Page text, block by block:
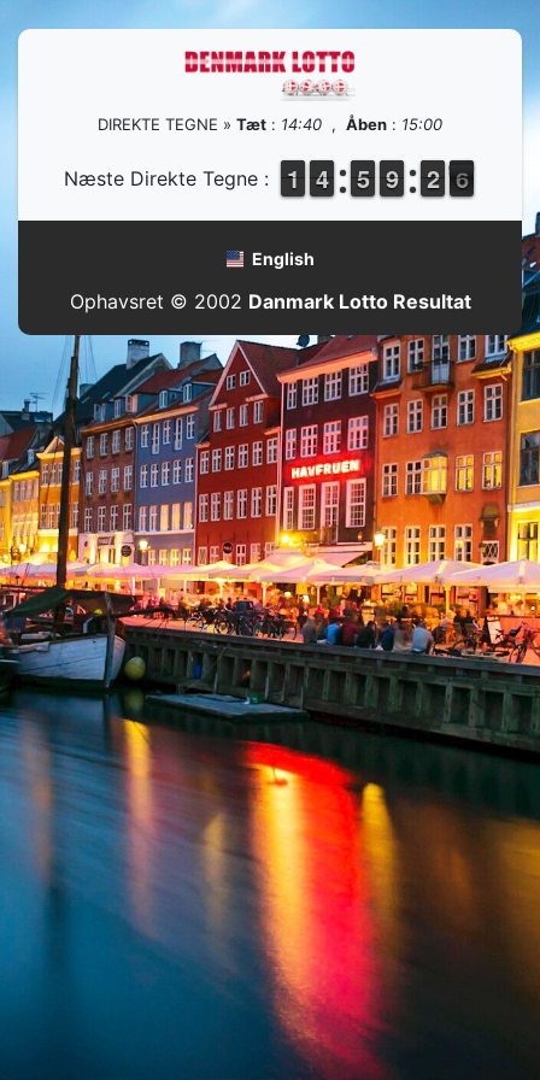
DIREKTE TEGNE » Tæt : 14:40 , Åben : 15:00
Næste Direkte Tegne : 1
1
1
1 3
3
4
4 4
4
5
5 8
8
9
9 1
1
2
2 6
5
5
English
Ophavsret © 2002 Danmark Lotto Resultat